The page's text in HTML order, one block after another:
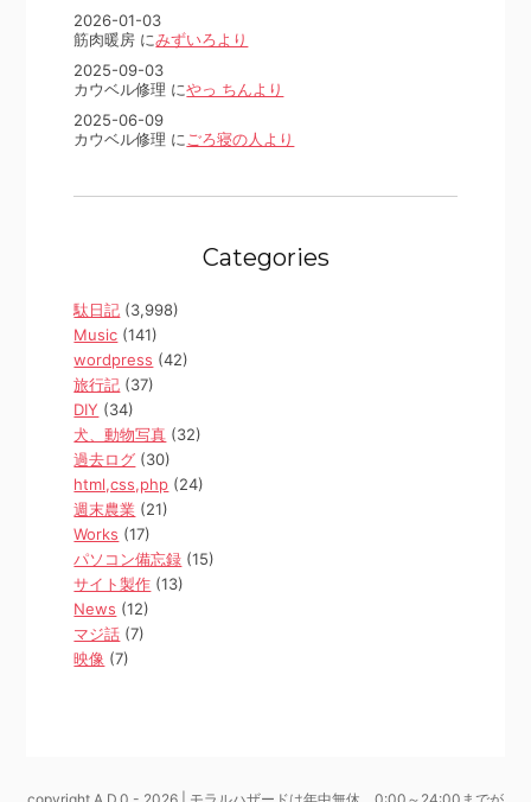
2026-01-03
筋肉暖房 にみずいろより
2025-09-03
カウベル修理 にやっ ちんより
2025-06-09
カウベル修理 に ごろ寝の人より
Categories
駄日記 (3,998)
Music (141)
wordpress (42)
旅行記 (37)
DIY (34)
犬、動物写真 (32)
過去ログ (30)
html,css,php (24)
週末農業 (21)
Works (17)
パソコン備忘録 (15)
サイト製作 (13)
News (12)
マジ話 (7)
映像 (7)